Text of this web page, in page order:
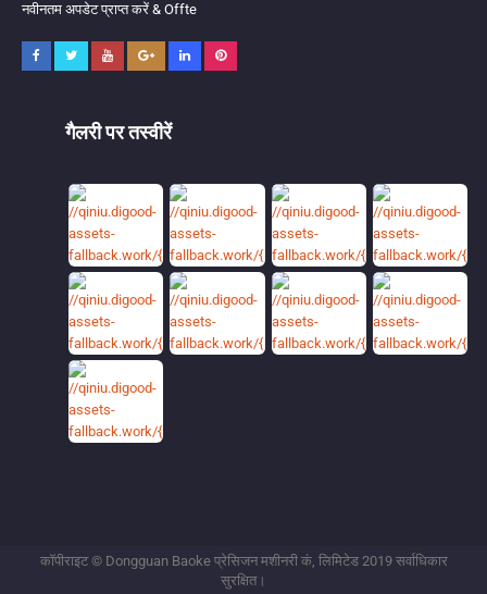
नवीनतम अपडेट प्राप्त करें & Offte
गैलरी पर तस्वीरें
कॉपीराइट © Dongguan Baoke प्रेसिजन मशीनरी कं, लिमिटेड 2019 सर्वाधिकार
सुरक्षित।